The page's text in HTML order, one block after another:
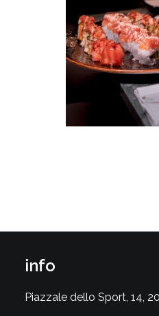
info
Piazzale dello Sport, 14,